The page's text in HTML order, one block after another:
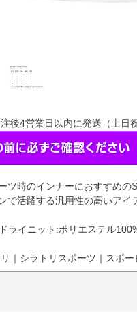
後4営業日以内に発送（土日
ツ時のインナーにおすすめの
で活躍する汎用性の高いアイ
ライニット:ポリエステル
リ｜シラトリスポーツ｜スポ